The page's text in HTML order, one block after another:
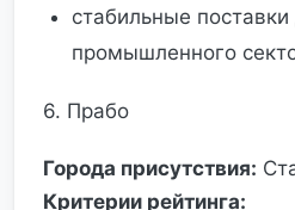
стабильные поставки
промышленного
6. Прабо
Города присутствия:
Критерии рейтинга: